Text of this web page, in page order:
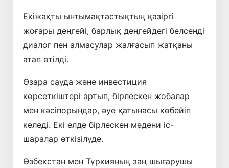
Екіжақты ынтымақтастықтың қазіргі
жоғары деңгейі, барлық деңгейдегі белсенді
диалог пен алмасулар жалғасып жатқаны
атап өтілді.
Өзара сауда және инвестиция
көрсеткіштері артып, бірлескен жобалар
мен кәсіпорындар, әуе қатынасы көбейіп
келеді. Екі елде бірлескен мәдени іс-
шаралар өткізілуде.
Өзбекстан мен Түркияның заң шығарушы